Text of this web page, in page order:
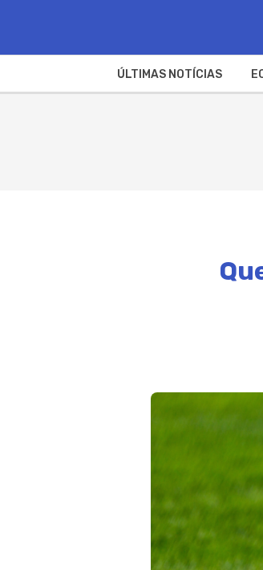
ÚLTIMAS NOTÍCIAS